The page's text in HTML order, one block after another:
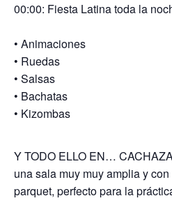
00:00: Fiesta Latina toda la
• Animaciones
• Ruedas
• Salsas
• Bachatas
• Kizombas
Y TODO ELLO EN…
una sala muy muy ampliay con
parquet, perfecto para la